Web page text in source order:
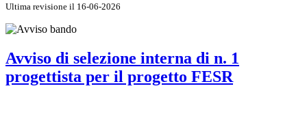
Ultima revisione il 16-06-2026
Avviso di selezione interna di n. 1
progettista per il progetto FESR